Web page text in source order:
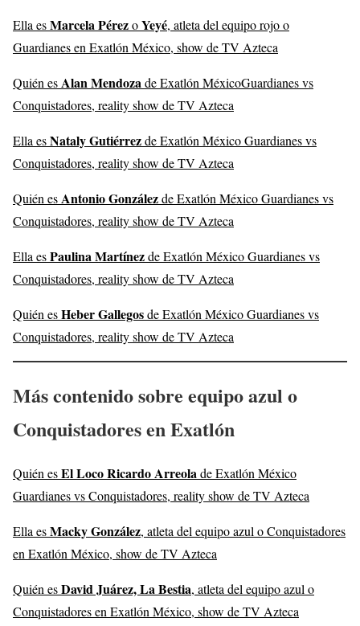
Ella esMarcela PérezoYeyé, atleta del equipo rojo o
Guardianes en Exatlón México, show de TV Azteca
Quién esAlan Mendozade Exatlón MéxicoGuardianes vs
Conquistadores, reality show de TV Azteca
Ella esNataly Gutiérrezde Exatlón México Guardianes vs
Conquistadores, reality show de TV Azteca
Quién esAntonio Gonzálezde Exatlón México Guardianes vs
Conquistadores, reality show de TV Azteca
Ella esPaulina Martínezde Exatlón México Guardianes vs
Conquistadores, reality show de TV Azteca
Quién esHeber Gallegosde Exatlón México Guardianes vs
Conquistadores, reality show de TV Azteca
Más contenido sobre equipo azul o
Conquistadores en Exatlón
Quién esEl Loco Ricardo Arreola de Exatlón México
Guardianes vs Conquistadores, reality show de TV Azteca
Ella esMacky González, atleta del equipo azul o Conquistadores
en Exatlón México, show de TV Azteca
Quién esDavid Juárez, La Bestia, atleta del equipo azul o
Conquistadores en Exatlón México, show de TV Azteca